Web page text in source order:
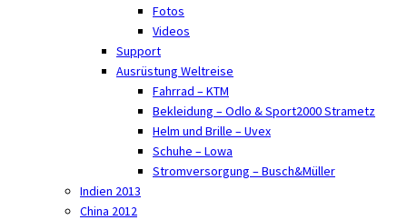
Fotos
Videos
Support
Ausrüstung Weltreise
Fahrrad – KTM
Bekleidung – Odlo & Sport2000 Strametz
Helm und Brille – Uvex
Schuhe – Lowa
Stromversorgung – Busch&Müller
Indien 2013
China 2012